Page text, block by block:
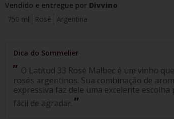
Vendido e entregue por Divvino
Rosé
Argentina
750 ml
O Latitud 33 Rosé Malbec é um vinho
rosés argentinos. Sua combinação de
expressiva faz dele uma excelente
fácil de agradar.